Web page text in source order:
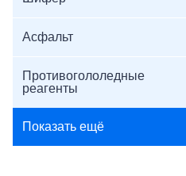
Асфальт
Противогололедные
реагенты
Показать ещё